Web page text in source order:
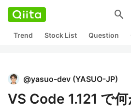
search
Trend Stock List Question
@yasuo-dev (YASUO-JP)
VS Code 1.121 で